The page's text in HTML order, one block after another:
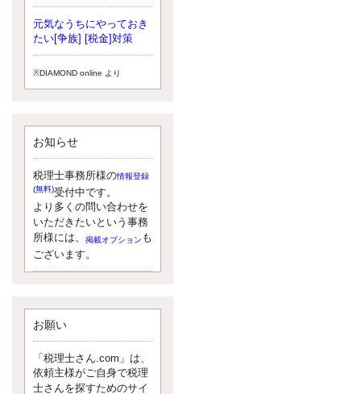
より、相続税の基礎控除額（相続税
が課税されない遺産の上限額）が縮
小されたため、お亡くなりになった
更新:2017年5月1日(大阪市中央区)
---------------------
湘南のぽっちゃり女性税理士
松村文子と湘南ＢＵ
また最近、税理士試験のご相談を受
けることおおくなりました。受験申
し込み受け付け開始になるからです
ね。勉強したが、中途半端なので、
受験が無駄に思っている人もいるよ
うです。まず、私ならダメと思う前
に、全力で勝負してみたいです！
更新:2017年5月1日(神奈川県藤沢市)
---------------------
イクメン税理士による税金ブ
ログです。
なくて七クセ 目は口ほどにモノを言
う 色んなことわざがありますが、無
意識に出ている身体のサイン。 心理
学では、ちゃんと意味があるようで
元気なうちにやっておき
たい[争族] [税金]対策
※DIAMOND online より
お知らせ
税理士事務所様の情報登録
(無料)受付中です。
より多くの問い合わせを
いただきたいという事務
所様には、
掲載オプション も
ございます。
お願い
「税理士さん.com」は、
依頼主様がご自身で税理
士さんを探すためのサイ